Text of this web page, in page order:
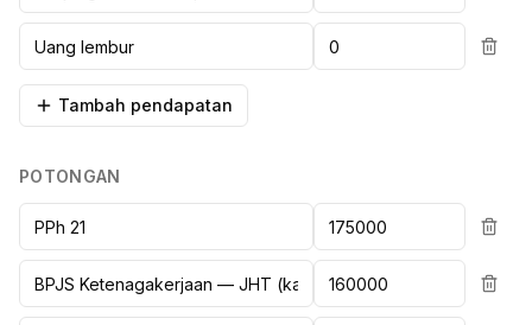
Tambah pendapatan
POTONGAN